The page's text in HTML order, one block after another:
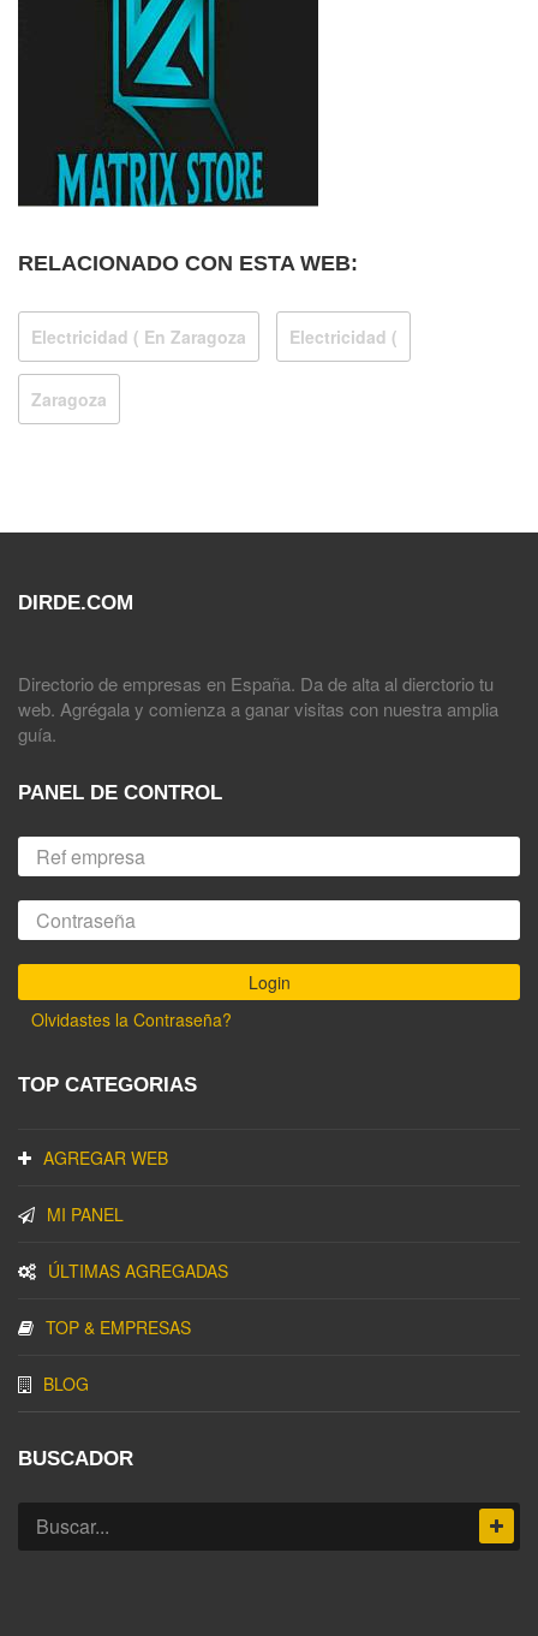
RELACIONADO CON ESTA WEB:
Electricidad ( En Zaragoza Electricidad (
Zaragoza
DIRDE.COM
Directorio de empresas en España. Da de alta al dierctorio tu
web. Agrégala y comienza a ganar visitas con nuestra amplia
guía.
PANEL DE CONTROL
Olvidastes la Contraseña?
TOP CATEGORIAS
AGREGAR WEB
MI PANEL
ÚLTIMAS AGREGADAS
TOP & EMPRESAS
BLOG
BUSCADOR